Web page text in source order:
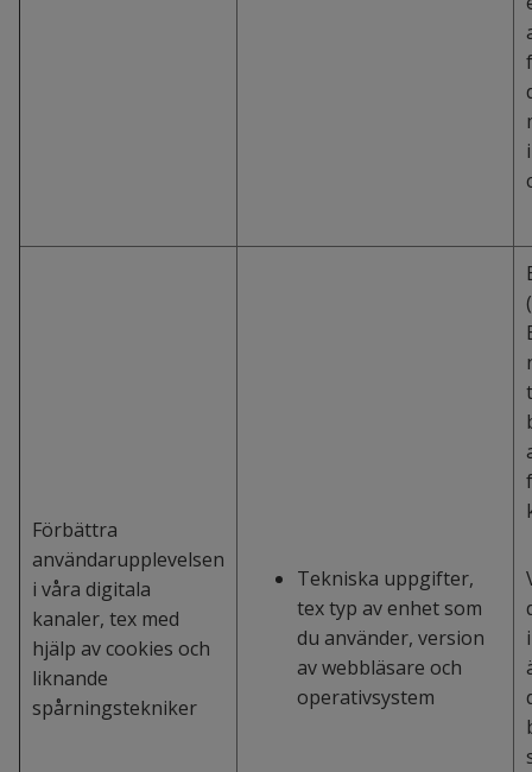
Förbättra
användarupplevelsen
i våra digitala
kanaler, tex med
hjälp av cookies och
liknande
spårningstekniker
Tekniska uppgifter,
tex typ av enhet som
du använder, version
av webbläsare och
operativsystem